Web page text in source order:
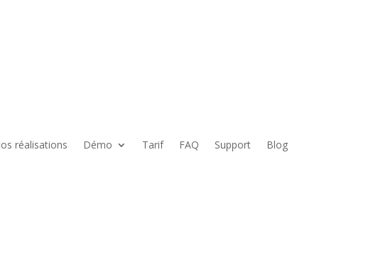
réalisations Démo Tarif FAQ Support Blog